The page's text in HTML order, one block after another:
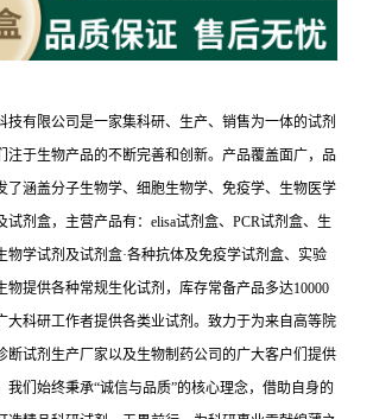
技有限公司是一家集科研、生产、销售为一体的试剂
注于生物产品的不断完善和创新。产品覆盖面广，品
了涵盖分子生物学、细胞生物学、免疫学、生物医学
试剂盒，主营产品有：elisa试剂盒、PCR试剂盒、生
物学试剂及试剂盒·各种抗体及免疫学试剂盒、实验
物提供各种常规生化试剂，库存常备产品多达10000
大科研工作者提供各类业试剂。致力于为来自高等院
断试剂生产厂家以及生物制药公司的广大客户们提供
我们始终秉承“诚信与品质”的核心理念，借助自身的